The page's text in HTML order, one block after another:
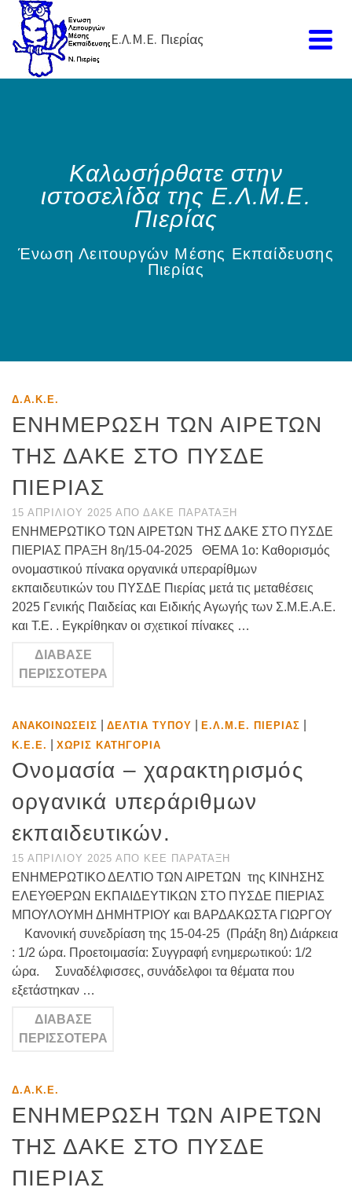
Ε.Λ.Μ.Ε. Πιερίας
Καλωσήρθατε στην
ιστοσελίδα της Ε.Λ.Μ.Ε.
Πιερίας
Ένωση Λειτουργών Μέσης Εκπαίδευσης
Πιερίας
Δ.Α.Κ.Ε.
ΕΝΗΜΕΡΩΣΗ ΤΩΝ ΑΙΡΕΤΩΝ
ΤΗΣ ΔΑΚΕ ΣΤΟ ΠΥΣΔΕ
ΠΙΕΡΙΑΣ
15 ΑΠΡΙΛΊΟΥ 2025 ΑΠΌ ΔΑΚΕ ΠΑΡΆΤΑΞΗ
ΕΝΗΜΕΡΩΤΙΚΟ ΤΩΝ ΑΙΡΕΤΩΝ ΤΗΣ ΔΑΚΕ ΣΤΟ ΠΥΣΔΕ
ΠΙΕΡΙΑΣ ΠΡΑΞΗ 8η/15-04-2025 ΘΕΜΑ 1ο: Καθορισμός
ονομαστικού πίνακα οργανικά υπεραρίθμων
εκπαιδευτικών του ΠΥΣΔΕ Πιερίας μετά τις μεταθέσεις
2025 Γενικής Παιδείας και Ειδικής Αγωγής των Σ.Μ.Ε.Α.Ε.
και Τ.Ε. . Εγκρίθηκαν οι σχετικοί πίνακες …
ΔΙΆΒΑΣΕ
ΠΕΡΙΣΣΌΤΕΡΑ
ΑΝΑΚΟΙΝΏΣΕΙΣ ΔΕΛΤΊΑ ΤΎΠΟΥ Ε.Λ.Μ.Ε. ΠΙΕΡΊΑΣ
Κ.Ε.Ε. ΧΩΡΊΣ ΚΑΤΗΓΟΡΊΑ
Ονομασία – χαρακτηρισμός
οργανικά υπεράριθμων
εκπαιδευτικών.
15 ΑΠΡΙΛΊΟΥ 2025 ΑΠΌ ΚΕΕ ΠΑΡΆΤΑΞΗ
ΕΝΗΜΕΡΩΤΙΚΟ ΔΕΛΤΙΟ ΤΩΝ ΑΙΡΕΤΩΝ της ΚΙΝΗΣΗΣ
ΕΛΕΥΘΕΡΩΝ ΕΚΠΑΙΔΕΥΤΙΚΩΝ ΣΤΟ ΠΥΣΔΕ ΠΙΕΡΙΑΣ
ΜΠΟΥΛΟΥΜΗ ΔΗΜΗΤΡΙΟΥ και ΒΑΡΔΑΚΩΣΤΑ ΓΙΩΡΓΟΥ
Κανονική συνεδρίαση της 15-04-25 (Πράξη 8η) Διάρκεια
: 1/2 ώρα. Προετοιμασία: Συγγραφή ενημερωτικού: 1/2
ώρα. Συναδέλφισσες, συνάδελφοι τα θέματα που
εξετάστηκαν …
ΔΙΆΒΑΣΕ
ΠΕΡΙΣΣΌΤΕΡΑ
Δ.Α.Κ.Ε.
ΕΝΗΜΕΡΩΣΗ ΤΩΝ ΑΙΡΕΤΩΝ
ΤΗΣ ΔΑΚΕ ΣΤΟ ΠΥΣΔΕ
ΠΙΕΡΙΑΣ